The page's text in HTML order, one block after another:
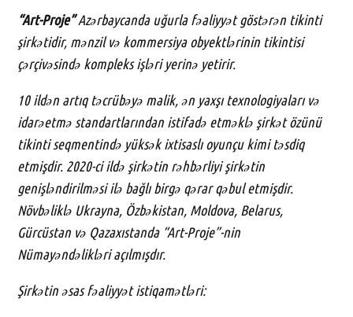
“Art-Proje”Azərbaycanda uğurla fəaliyyət göstərən tikinti
şirkətidir, mənzil və kommersiya obyektlərinin tikintisi
çərçivəsində kompleks işləri yerinə yetirir.
10 ildən artıq təcrübəyə malik, ən yaxşı texnologiyaları və
idarəetmə standartlarından istifadə etməklə şirkət özünü
tikinti seqmentində yüksək ixtisaslı oyunçu kimi təsdiq
etmişdir. 2020-ci ildə şirkətin rəhbərliyi şirkətin
genişləndirilməsi ilə bağlı birgə qərar qəbul etmişdir.
Növbəliklə Ukrayna, Özbəkistan, Moldova, Belarus,
Gürcüstan və Qazaxıstanda “Art-Proje”-nin
Nümayəndəlikləri açılmışdır.
Şirkətin əsas fəaliyyət istiqamətləri: